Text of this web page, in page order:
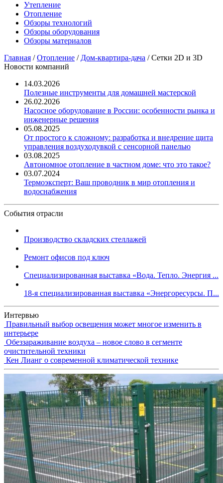
Утепление
Отопление
Обзоры технологий
Обзоры оборудования
Обзоры материалов
Главная /Отопление / Дом-квартира-дача /Сетки 2D и 3D
Новости компаний
14.03.2026
Полезные инструменты для домашней мастерской
26.02.2026
Насосное оборудование в России: особенности рынка и
инженерные решения
05.08.2025
От простого к сложному: разработка и внедрение щита
управления воздуходувкой с сенсорной панелью
03.08.2025
Автономное отопление в частном доме: что это такое?
03.07.2024
Термоэксперт: Ваш проводник в мир отопления и
водоснабжения
События отрасли
Производство складских стеллажей
Ремонт офисов под ключ
Специализированная выставка «Вода. Тепло. Энергия ...
18-я специализированная выставка «Энергоресурсы. П...
Интервью
Правильный выбор освещения может многое изменить в
интерьере
Обеззараживание воздуха – новое слово в сегменте
очистительной техники
Кен Лианг о современной климатической технике